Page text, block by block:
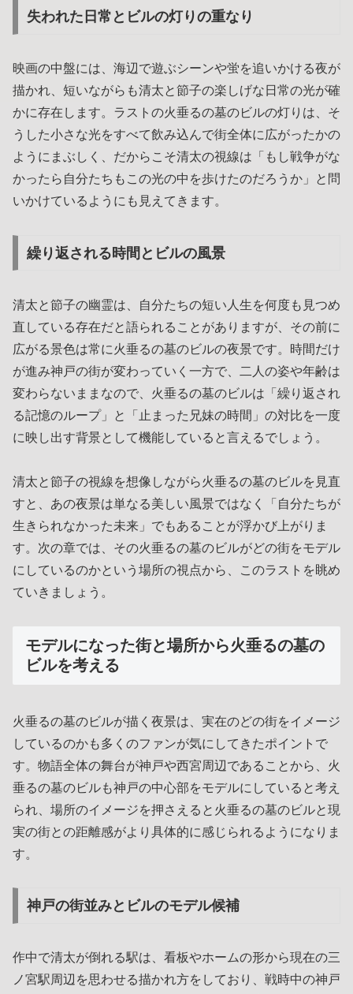
失われた日常とビルの灯りの重なり
映画の中盤には、海辺で遊ぶシーンや蛍を追いかける夜が
描かれ、短いながらも清太と節子の楽しげな日常の光が確
かに存在します。ラストの火垂るの墓のビルの灯りは、そ
うした小さな光をすべて飲み込んで街全体に広がったかの
ようにまぶしく、だからこそ清太の視線は「もし戦争がな
かったら自分たちもこの光の中を歩けたのだろうか」と問
いかけているようにも見えてきます。
繰り返される時間とビルの風景
清太と節子の幽霊は、自分たちの短い人生を何度も見つめ
直している存在だと語られることがありますが、その前に
広がる景色は常に火垂るの墓のビルの夜景です。時間だけ
が進み神戸の街が変わっていく一方で、二人の姿や年齢は
変わらないままなので、火垂るの墓のビルは「繰り返され
る記憶のループ」と「止まった兄妹の時間」の対比を一度
に映し出す背景として機能していると言えるでしょう。
清太と節子の視線を想像しながら火垂るの墓のビルを見直
すと、あの夜景は単なる美しい風景ではなく「自分たちが
生きられなかった未来」でもあることが浮かび上がりま
す。次の章では、その火垂るの墓のビルがどの街をモデル
にしているのかという場所の視点から、このラストを眺め
ていきましょう。
モデルになった街と場所から火垂るの墓の
ビルを考える
火垂るの墓のビルが描く夜景は、実在のどの街をイメージ
しているのかも多くのファンが気にしてきたポイントで
す。物語全体の舞台が神戸や西宮周辺であることから、火
垂るの墓のビルも神戸の中心部をモデルにしていると考え
られ、場所のイメージを押さえると火垂るの墓のビルと現
実の街との距離感がより具体的に感じられるようになりま
す。
神戸の街並みとビルのモデル候補
作中で清太が倒れる駅は、看板やホームの形から現在の三
ノ宮駅周辺を思わせる描かれ方をしており、戦時中の神戸